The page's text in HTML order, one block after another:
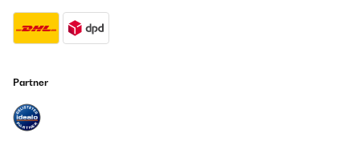
Partner